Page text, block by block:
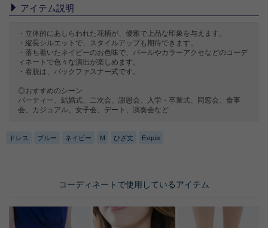
アイテム説明
・立体的にあしらわれた花柄が、優雅で上品な印象を与えます。
・縦長シルエットで、スタイルアップも期待できます。
・落ち着いたネイビーのお色味で、パールやカラーアクセなどのコーデ
ィネートで色々な演出が楽しめます。
・着脱は、バックファスナー式です。
◎おすすめのシーン
パーティー、結婚式、二次会、謝恩会、入学・卒業式、同窓会、食事
会、カジュアル、女子会、デート、演奏会など
ドレス ブルー ネイビー M ひざ丈 Exquis
コーディネートで使用しているアイテム